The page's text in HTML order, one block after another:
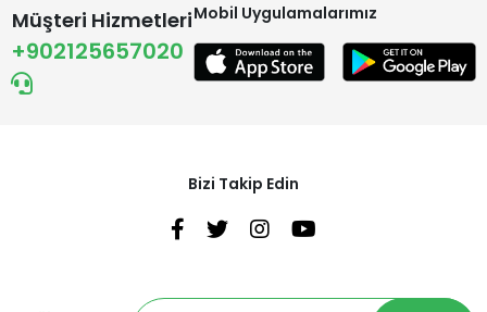
Müşteri Hizmetleri
+902125657020
Mobil Uygulamalarımız
Bizi Takip Edin